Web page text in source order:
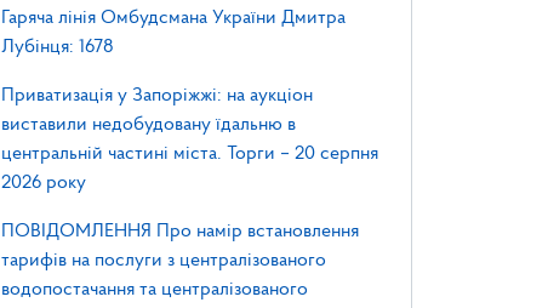
Гаряча лінія Омбудсмана України Дмитра
Лубінця: 1678
Приватизація у Запоріжжі: на аукціон
виставили недобудовану їдальню в
центральній частині міста. Торги – 20 серпня
2026 року
ПОВІДОМЛЕННЯ Про намір встановлення
тарифів на послуги з централізованого
водопостачання та централізованого